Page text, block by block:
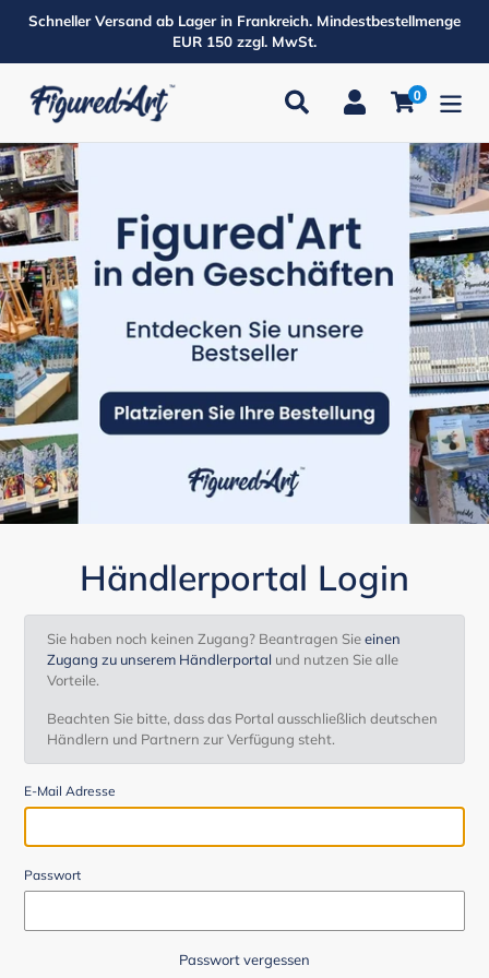
Schneller Versand ab Lager in Frankreich. Mindestbestellmenge
EUR 150 zzgl. MwSt.
Suchen Einloggen
0Produkte
Händlerportal Login
Sie haben noch keinen Zugang? Beantragen Sieeinen
Zugang zu unserem Händlerportal und nutzen Sie alle
Vorteile.
Beachten Sie bitte, dass das Portal ausschließlich deutschen
Händlern und Partnern zur Verfügung steht.
E-Mail Adresse
Passwort
Passwort vergessen